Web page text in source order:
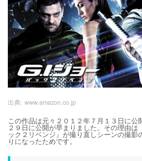
出典: www.amazon.co.jp
この作品は元々２０１２年７月１３日に公
２９日に公開が早まりました。その理由
ック２リベンジ』が撮り直しシーンの撮影
りになったためです。